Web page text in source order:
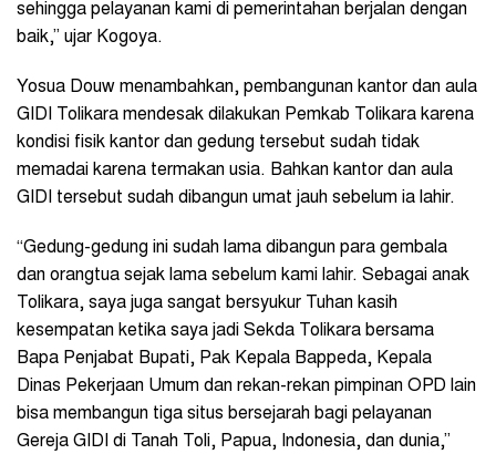
sehingga pelayanan kami di pemerintahan berjalan dengan
baik,” ujar Kogoya.
Yosua Douw menambahkan, pembangunan kantor dan aula
GIDI Tolikara mendesak dilakukan Pemkab Tolikara karena
kondisi fisik kantor dan gedung tersebut sudah tidak
memadai karena termakan usia. Bahkan kantor dan aula
GIDI tersebut sudah dibangun umat jauh sebelum ia lahir.
“Gedung-gedung ini sudah lama dibangun para gembala
dan orangtua sejak lama sebelum kami lahir. Sebagai anak
Tolikara, saya juga sangat bersyukur Tuhan kasih
kesempatan ketika saya jadi Sekda Tolikara bersama
Bapa Penjabat Bupati, Pak Kepala Bappeda, Kepala
Dinas Pekerjaan Umum dan rekan-rekan pimpinan OPD lain
bisa membangun tiga situs bersejarah bagi pelayanan
Gereja GIDI di Tanah Toli, Papua, Indonesia, dan dunia,”